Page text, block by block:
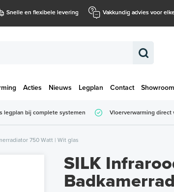
Snelle en flexibele levering Vakkundig advies voor
Acties Nieuws Legplan Contact Showroom
legplan bij complete systemen Vloerverwarming direct
750 Watt | Wit glas
SILK